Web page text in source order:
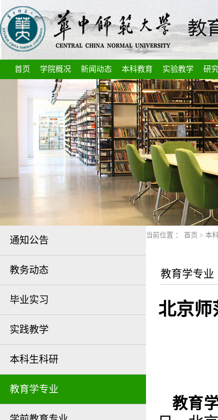
首页 学院概况 新闻动态 本科教育 实验教学 研
通知公告
教务动态
毕业实习
实践教学
本科生科研
教育学专业
当前位置 ： 首页 > 本
教育学专业
北京师
教育